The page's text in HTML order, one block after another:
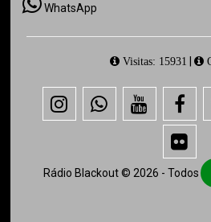
WhatsApp
Visitas: 15931
Rádio Blackout © 2026 - Todos